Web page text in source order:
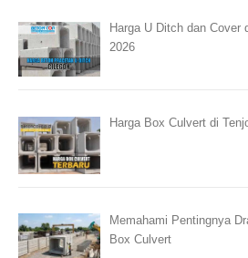
Harga U Ditch dan Cover
2026
Harga Box Culvert di
Memahami Pentingnya
Box Culvert